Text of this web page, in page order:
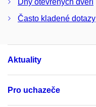
Dny otevřených dveří
Často kladené dotazy
Aktuality
Pro uchazeče